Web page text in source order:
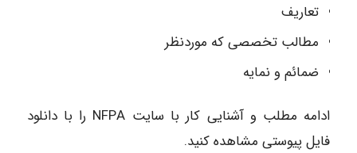
تعاریف
مطالب تخصصی که موردنظر
ضمائم و نمایه
ادامه مطلب و آشنایی کار با سایت NFPA را با دانلود
فایل پیوستی مشاهده کنید.